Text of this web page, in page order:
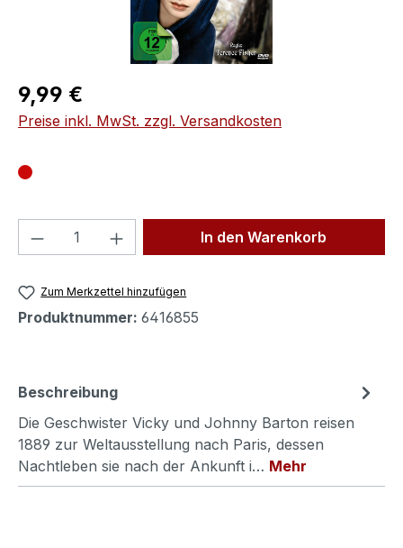
Regulärer Preis:
9,99 €
Preise inkl. MwSt. zzgl. Versandkosten
Produkt Anzahl: Gib denIn den Warenkorb
Zum Merkzettel hinzufügen
Produktnummer: 6416855
Beschreibung
Die Geschwister Vicky und Johnny Barton reisen
1889 zur Weltausstellung nach Paris, dessen
Nachtleben sie nach der Ankunft i… Mehr